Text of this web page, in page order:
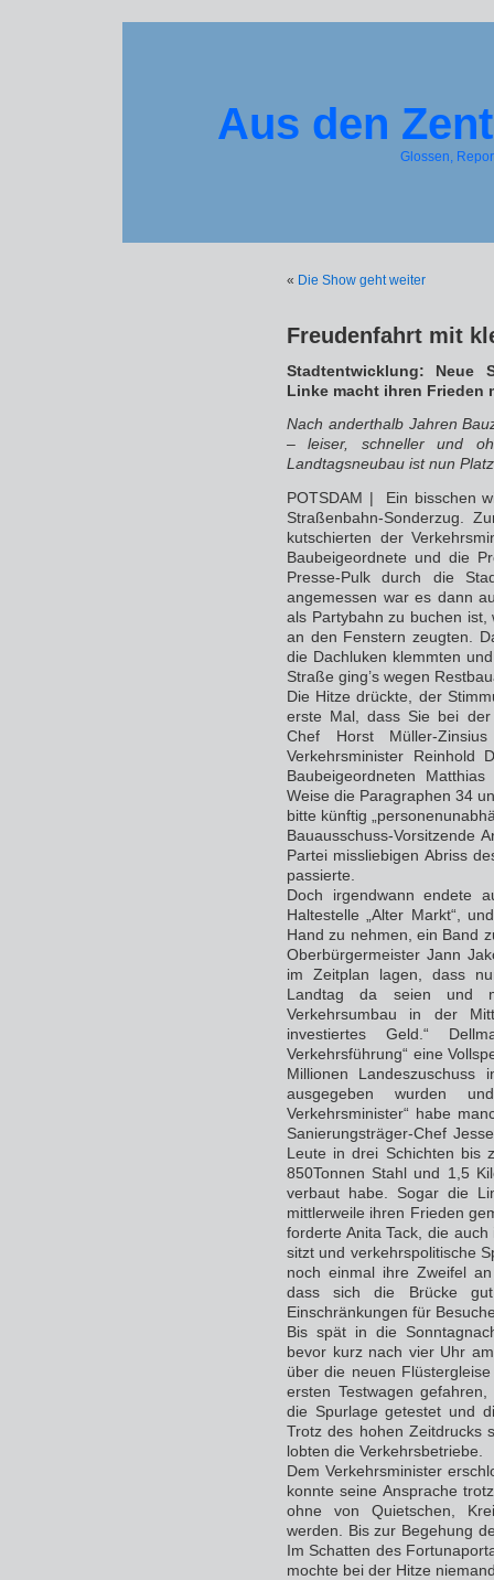
Aus den
Glossen,
« Die Show geht weiter
Freudenfahrt mit
Stadtentwicklung: Neue
Linke macht ihren Frieden
Nach anderthalb Jahren
– leiser, schneller und
Landtagsneubau ist nun
POTSDAM | Ein bisschen
Straßenbahn-Sonderzug.
kutschierten der
Baubeigeordnete und die
Presse-Pulk durch die
angemessen war es dann
als Partybahn zu buchen
an den Fenstern zeugten.
die Dachluken klemmten
Straße ging’s wegen
Die Hitze drückte, der
erste Mal, dass Sie bei der
Chef Horst Müller-
Verkehrsminister Reinhold
Baubeigeordneten
Weise die Paragraphen 34
bitte künftig
Bauausschuss-Vorsitzende
Partei missliebigen Abriss
passierte.
Doch irgendwann endete
Haltestelle „Alter Markt“,
Hand zu nehmen, ein Band
Oberbürgermeister Jann
im Zeitplan lagen, dass
Landtag da seien und
Verkehrsumbau in der
investiertes Geld.“
Verkehrsführung“ eine
Millionen Landeszuschuss
ausgegeben wurden
Verkehrsminister“ habe
Sanierungsträger-Chef
Leute in drei Schichten bis
850Tonnen Stahl und 1,5
verbaut habe. Sogar die
mittlerweile ihren Frieden
forderte Anita Tack, die
sitzt und verkehrspolitische
noch einmal ihre Zweifel
dass sich die Brücke
Einschränkungen für
Bis spät in die
bevor kurz nach vier Uhr
über die neuen
ersten Testwagen
die Spurlage getestet und
Trotz des hohen Zeitdrucks
lobten die Verkehrsbetriebe.
Dem Verkehrsminister
konnte seine Ansprache
ohne von Quietschen,
werden. Bis zur Begehung
Im Schatten des
mochte bei der Hitze